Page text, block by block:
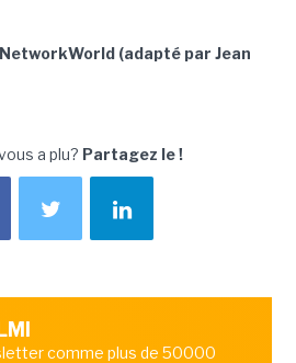
(adapté par Jean
a plu? Partagez le !
comme plus de 50000